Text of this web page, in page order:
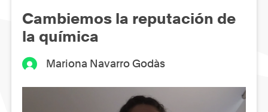
Cambiemos la reputación de
la química
Mariona Navarro Godàs